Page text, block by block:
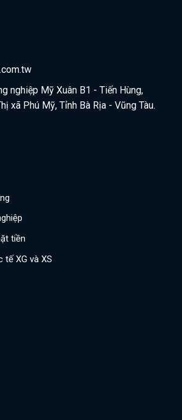
nghiệp Mỹ Xuân B1 - Tiến Hùng,
xã Phú Mỹ, Tỉnh Bà Rịa - Vũng Tàu.
tiền
tế XG và XS